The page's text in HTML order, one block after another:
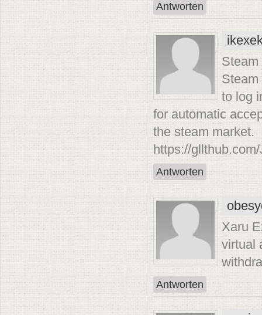
Antworten
Steam
Steam
to log
for automatic
the steam market.
https://
Antworten
Xaru
virtual
Antworten